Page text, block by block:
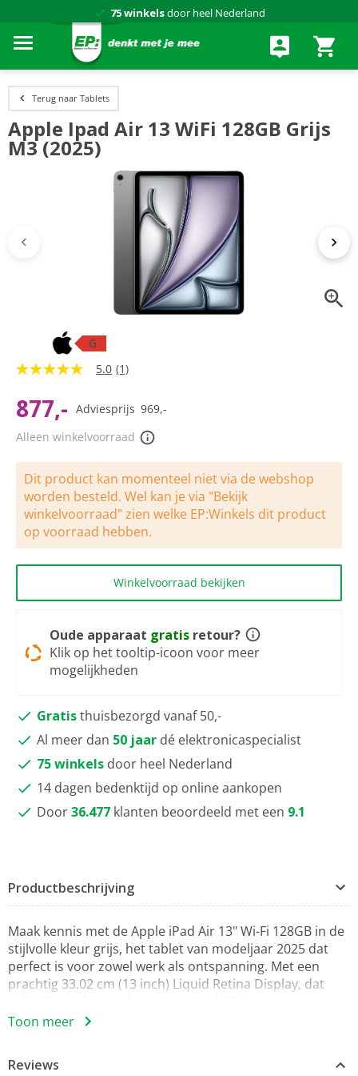
75 winkelsdoor heel Nederland
Terug naar Tablets
Apple Ipad Air 13 WiFi 128GB Grijs
M3 (2025)
5.0
5
sterren,
gemiddelde
scorewaarde.
a
Review.
Dezelfde
paginalink.
5.0 (1)
877,- Adviesprijs 969,-
Alleen winkelvoorraad
Dit product kan momenteel niet via de webshop
worden besteld. Wel kan je via "Bekijk
winkelvoorraad" zien welke EP:Winkels dit product
op voorraad hebben.
Winkelvoorraad bekijken
Oude apparaat gratis retour?
Klik op het tooltip-icoon voor meer
mogelijkheden
Gratisthuisbezorgd vanaf 50,-
Al meer dan 50 jaar dé elektronicaspecialist
75 winkels door heel Nederland
14 dagen bedenktijd op online aankopen
Door36.477 klanten beoordeeld met een 9.1
G
Productbeschrijving
Maak kennis met de Apple iPad Air 13" Wi-Fi 128GB in de
stijlvolle kleur grijs, het tablet van modeljaar 2025 dat
perfect is voor zowel werk als ontspanning. Met een
prachtig 33.02 cm (13 inch) Liquid Retina Display, dat
paneltechnologie en LED-backlight, geniet je van beelden
antireflexbeschichting zorgt ervoor dat je ook in fel licht
Toon meer
Reviews